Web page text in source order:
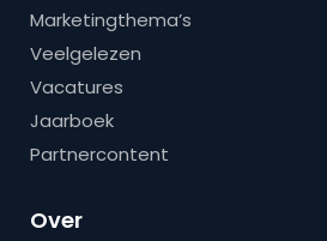
Marketingthema’s
Veelgelezen
Vacatures
Jaarboek
Partnercontent
Over